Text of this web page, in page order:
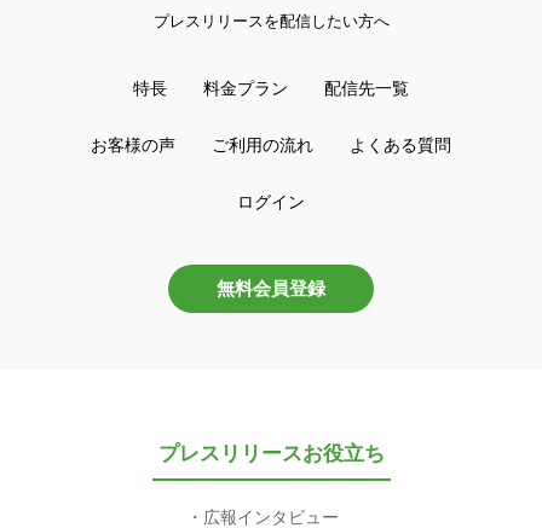
プレスリリースを配信したい方へ
特長 料金プラン 配信先一覧
お客様の声 ご利用の流れ よくある質問
ログイン
無料会員登録
プレスリリースお役立ち
広報インタビュー